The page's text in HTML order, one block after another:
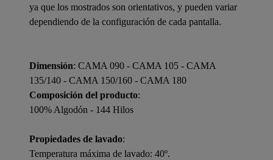
ya que los mostrados son orientativos, y pueden variar
dependiendo de la configuración de cada pantalla.
Dimensión: CAMA 090 - CAMA 105 - CAMA
135/140 - CAMA 150/160 - CAMA 180
Composición del producto:
100% Algodón - 144 Hilos
Propiedades de lavado:
Temperatura máxima de lavado: 40º.